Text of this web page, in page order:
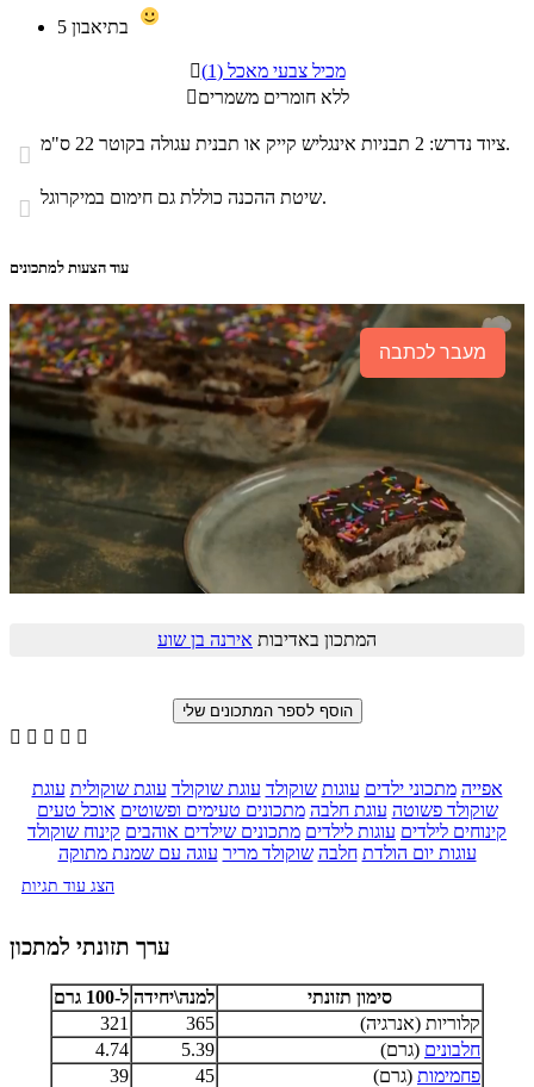
5

מכיל צבעי מאכל (1)
ללא חומרים משמרים
 ציוד נדרש: 2 תבניות אינגליש קייק או תבנית עגולה בקוטר 22 ס"מ.
 שיטת ההכנה כוללת גם חימום במיקרוגל.
עוד הצעות למתכונים
מעבר לכתבה
המתכון באדיבות אירנה בן שוע
    
אפייה מתכוני ילדים עוגות שוקולד עוגת שוקולד עוגת שוקולית עוגת
שוקולד פשוטה עוגת חלבה מתכונים טעימים ופשוטים אוכל טעים
קינוחים לילדים עוגות לילדים מתכונים שילדים אוהבים קינוח שוקולד
עוגות יום הולדת חלבה שוקולד מריר עוגה עם שמנת מתוקה
הצג עוד תגיות
ערך תזונתי למתכון
סימון תזונתי למנה\יחידה ל-100 גרם
קלוריות (אנרגיה)
365
321
חלבונים (גרם) 5.39
4.74
פחמימות (גרם) 45
39